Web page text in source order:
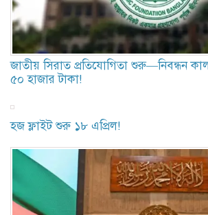
জাতীয় সিরাত প্রতিযোগিতা শুরু—নিবন্ধন
৫০ হাজার টাকা!
হজ ফ্লাইট শুরু ১৮ এপ্রিল!